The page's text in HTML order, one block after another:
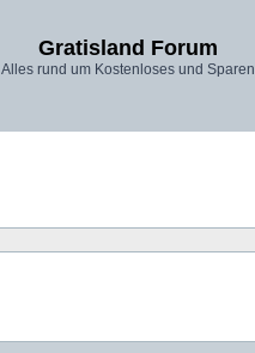
Gratisland Forum
Alles rund um Kostenloses und Sparen